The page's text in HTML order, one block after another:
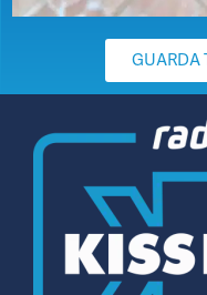
GUARDA